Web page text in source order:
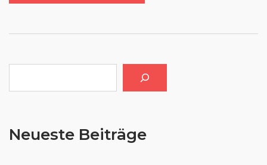
Neueste Beiträge